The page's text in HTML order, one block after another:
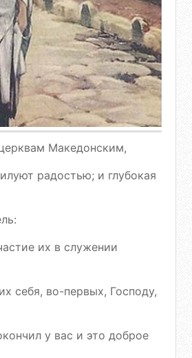
Македонским,
радостью; и глубокая
их в служении
себя, во-первых, Господу,
у вас и это доброе